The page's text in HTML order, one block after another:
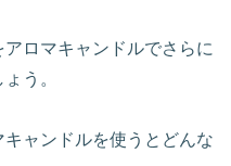
ロマキャンドルでさらに
う。
ャンドルを使うとどんな